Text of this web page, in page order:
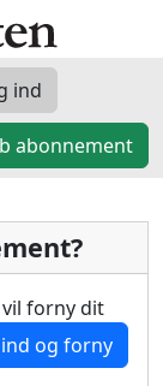
ind
abonnement
forny dit
og forny